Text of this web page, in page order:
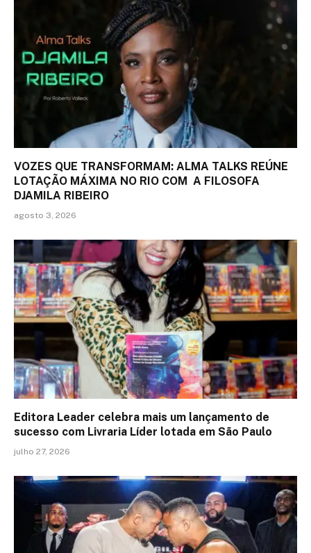
VOZES QUE TRANSFORMAM: ALMA TALKS REÚNE
LOTAÇÃO MÁXIMA NO RIO COM A FILOSOFA
DJAMILA RIBEIRO
agosto 3, 2026
Editora Leader celebra mais um lançamento de
sucesso com Livraria Líder lotada em São Paulo
julho 27, 2026